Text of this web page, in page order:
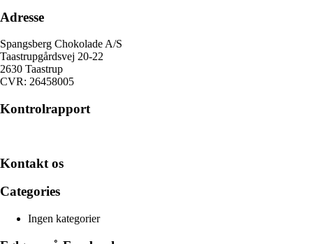
Adresse
Spangsberg Chokolade A/S
Taastrupgårdsvej 20-22
2630 Taastrup
CVR: 26458005
Kontrolrapport
Kontakt os
Categories
Ingen kategorier